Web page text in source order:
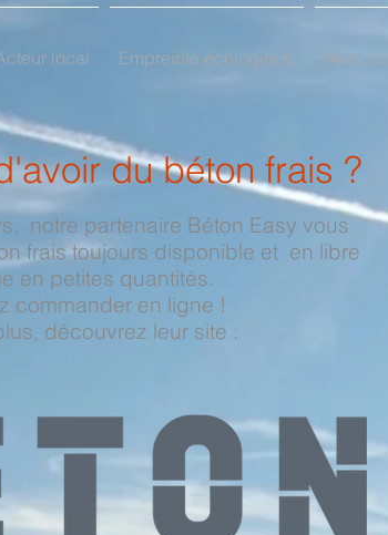
local Empreinte écologique Nos
du béton frais ?
notre partenaire Béton Easy vous
frais toujours disponible et en libre
en petites quantités.
commander en ligne !
découvrez leur site :